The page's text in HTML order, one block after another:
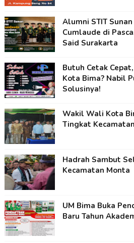
Alumni STIT
Cumlaude di
Said Surakarta
Butuh Cetak
Kota Bima? Nabil
Solusinya!
Wakil Wali Kota
Tingkat
Hadrah Sambut
Kecamatan Monta
UM Bima Buka
Baru Tahun